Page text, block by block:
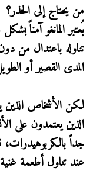
من يحتاج إلى الحذر؟
يُعتبر المانغو آمناً
تناوله باعتدال من
المدى القصير أو
لكن الأشخاص الذين
الذين يعتمدون على
جداً
عند تناول أطعمة